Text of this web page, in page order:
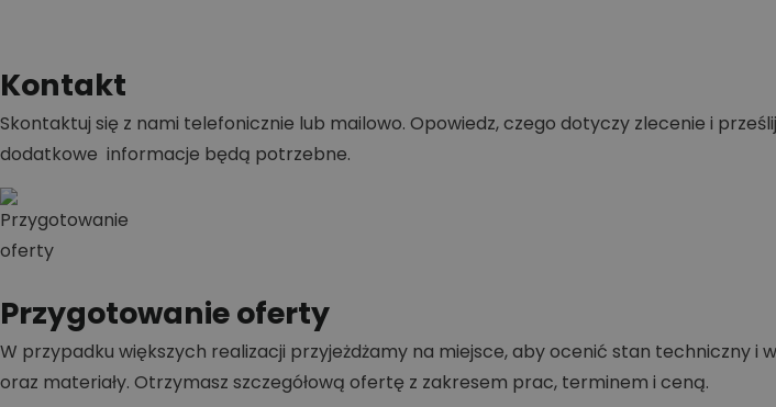
Kontakt
Skontaktuj się z nami telefonicznie lub mailowo. Opowiedz, czego dotyczy zlecenie i
dodatkowe informacje będą potrzebne.
Przygotowanie oferty
W przypadku większych realizacji przyjeżdżamy na miejsce, aby ocenić stan techniczny
oraz materiały. Otrzymasz szczegółową ofertę z zakresem prac, terminem i ceną.